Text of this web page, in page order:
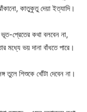
কাতুকুতু দেয়া ইত্যাদি।
ভূত-প্রেতের কথা বলবেন না,
মধ্যে ভয় দানা বাঁধতে পারে।
তুলে শিশুকে খোঁটা দেবেন না।